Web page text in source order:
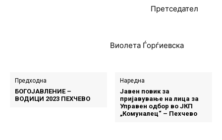
Претседател
Виолета Ѓорѓиевска
Предходна
БОГОЈАВЛЕНИЕ –
ВОДИЦИ 2023 ПЕХЧЕВО
Наредна
Јавен повик за
пријавување на лица за
Управен одбор во ЈКП
„Комуналец“ – Пехчево